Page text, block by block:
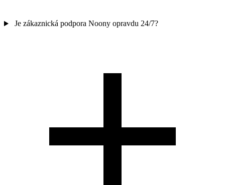
Je zákaznická podpora Noony opravdu 24/7?